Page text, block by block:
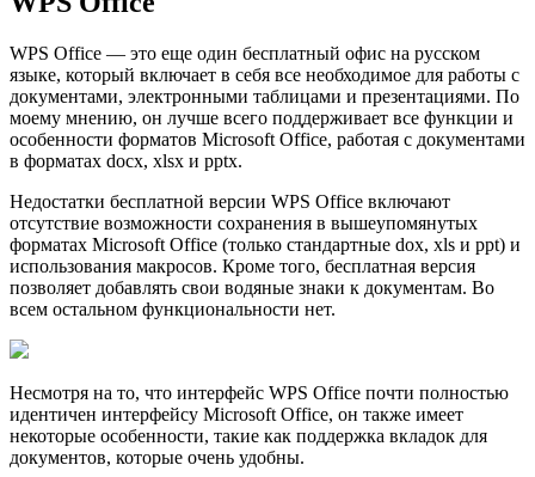
WPS Office — это еще один бесплатный офис на русском
языке, который включает в себя все необходимое для работы с
документами, электронными таблицами и презентациями. По
моему мнению, он лучше всего поддерживает все функции и
особенности форматов Microsoft Office, работая с документами
в форматах docx, xlsx и pptx.
Недостатки бесплатной версии WPS Office включают
отсутствие возможности сохранения в вышеупомянутых
форматах Microsoft Office (только стандартные dox, xls и ppt) и
использования макросов. Кроме того, бесплатная версия
позволяет добавлять свои водяные знаки к документам. Во
всем остальном функциональности нет.
Несмотря на то, что интерфейс WPS Office почти полностью
идентичен интерфейсу Microsoft Office, он также имеет
некоторые особенности, такие как поддержка вкладок для
документов, которые очень удобны.